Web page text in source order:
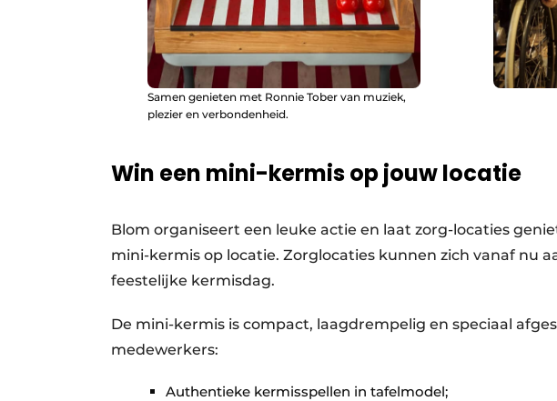
Samen genieten met Ronnie Tober van muziek,
plezier en verbondenheid.
Win een mini-kermis op jouw locatie
Blom organiseert een leuke actie en laat zorg-locaties
mini-kermis op locatie. Zorglocaties kunnen zich vanaf nu
feestelijke kermisdag.
De mini-kermis is compact, laagdrempelig en speciaal
medewerkers:
Authentieke kermisspellen in tafelmodel;